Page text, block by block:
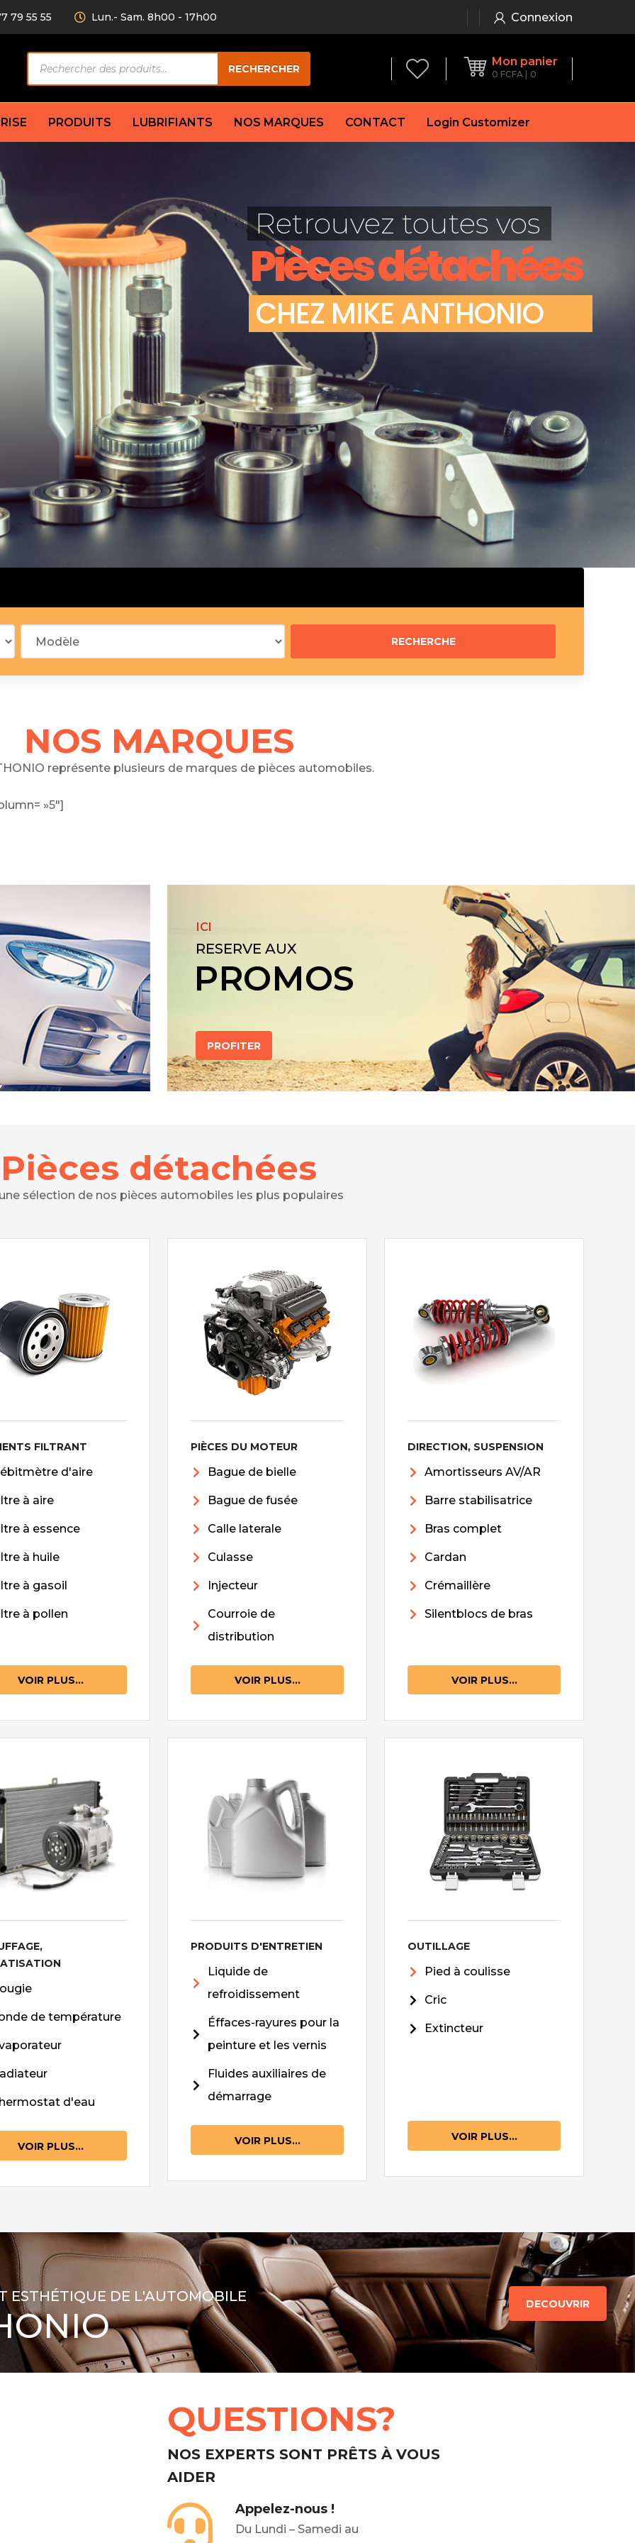
79 55 55 Lun.- Sam. 8h00 - 17h00 Connexion
de
produits
RECHERCHER
Mon panier
0 FCFA 0
AV/AR
amortisseur
Compresseur
Condenseur
Électrovanne
Évaporateur
Mano
Thermostat d’eau
Sonde de température
Garniture
Flexible de frein
Huile de frein
Mâchoires de frein
Jeu de plaquettes de frein
Démarreur
Feu arrière
principal
fusée
distribution
Débitmètre d’aire
Filtre à aire
Filtre à essence
Filtre à huile
Filtre à gasoil
Silencieux arrière
Silencieux central
Butée élastique de silencieux
Raccord de tuyau d’échappement
PRODUITS LUBRIFIANTS NOS MARQUES CONTACT Login Customizer
Pièces détachées
CHEZ MIKEANTHONIO
Retrouvez toutes vos
NOS MARQUES
représente plusieurs de marques de pièces automobiles.
»5″]
ICI
RESERVE AUX
PROMOS
PROFITER
Pièces détachées
sélection de nos pièces automobiles les plus populaires
FILTRANT
d'aire
à aire
à essence
à huile
à gasoil
à pollen
VOIR PLUS...
PIÈCES DU MOTEUR
Bague de bielle
Bague de fusée
Calle laterale
Culasse
Injecteur
Courroie de
distribution
VOIR PLUS...
DIRECTION, SUSPENSION
Amortisseurs AV/AR
Barre stabilisatrice
Bras complet
Cardan
Crémaillère
Silentblocs de bras
VOIR PLUS...
de température
d'eau
VOIR PLUS...
PRODUITS D'ENTRETIEN
Liquide de
refroidissement
Éffaces-rayures pour la
peinture et les vernis
Fluides auxiliaires de
démarrage
VOIR PLUS...
OUTILLAGE
Pied à coulisse
Cric
Extincteur
VOIR PLUS...
ESTHÉTIQUE DE L'AUTOMOBILE DECOUVRIR
QUESTIONS?
NOS EXPERTS SONT PRÊTS À VOUS
AIDER
Appelez-nous !
Du Lundi – Samedi au